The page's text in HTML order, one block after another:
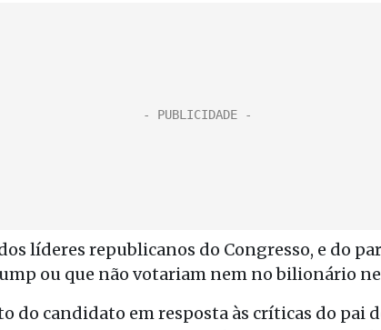
líderes republicanos do Congresso, e do
ou que não votariam nem no bilionário
do candidato em resposta às críticas do pai